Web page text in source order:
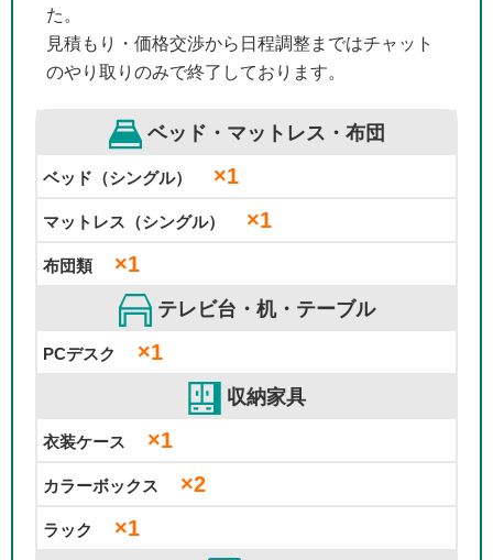
た。
見積もり・価格交渉から日程調整まではチャット
のやり取りのみで終了しております。
ベッド・マットレス・布団
ベッド（シングル） ×1
マットレス（シングル） ×1
布団類 ×1
テレビ台・机・テーブル
PCデスク ×1
収納家具
衣装ケース ×1
カラーボックス ×2
ラック ×1